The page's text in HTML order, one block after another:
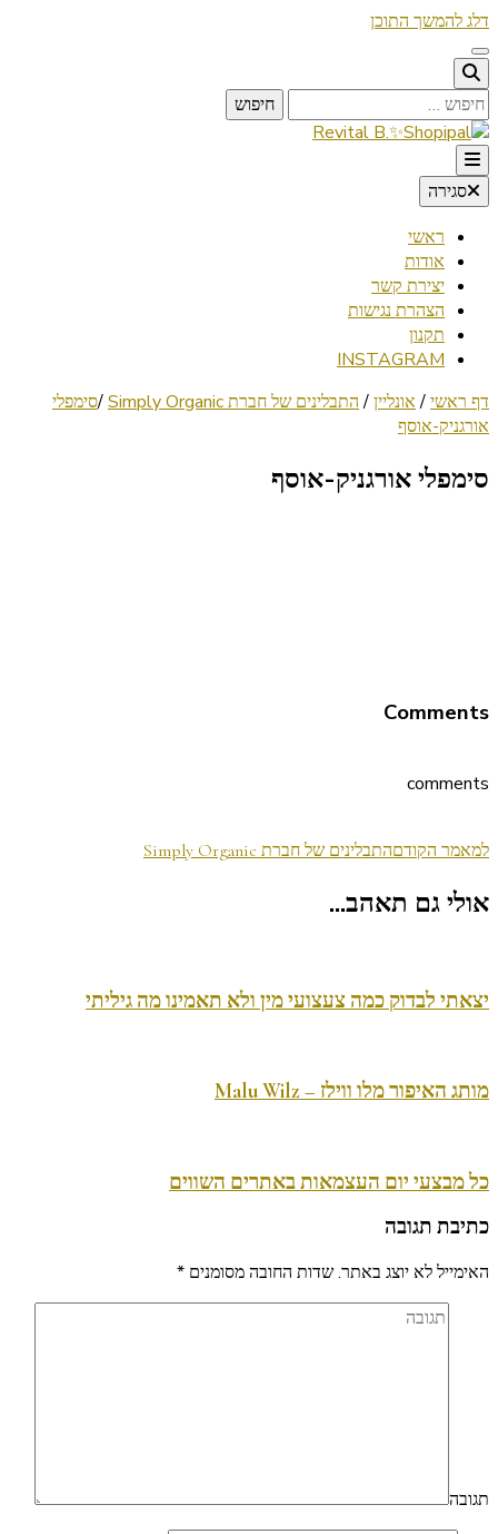
דלג להמשך התוכן
חיפוש:
Revital B.✨Shopipal
Lifestyle ✦ Beauty ✦ Vegan ✦ Travel
סגירה
ראשי
אודות
יצירת קשר
הצהרת נגישות
תקנון
INSTAGRAM
דף ראשי/ אונליין/ התבלינים של חברת Simply Organic /סימפלי
אורגניק-אוסף
סימפלי אורגניק-אוסף
Comments
comments
ניווט
בפוסטים
למאמר הקודםהתבלינים של חברת Simply Organic
אולי גם תאהב...
יצאתי לבדוק כמה צעצועי מין ולא תאמינו מה גיליתי
מותג האיפור מלו ווילז – Malu Wilz
כל מבצעי יום העצמאות באתרים השווים
כתיבת תגובה
האימייל לא יוצג באתר.שדות החובה מסומנים *
תגובה